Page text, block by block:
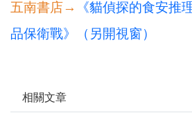
五南書店→
《貓偵探的食安推
品保衛戰》（另開視窗）
相關文章